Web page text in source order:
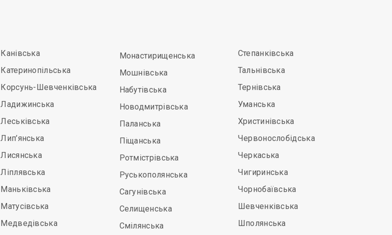
Канівська
Катеринопільська
Корсунь-Шевченківська
Ладижинська
Леськівська
Лип’янська
Лисянська
Ліплявська
Маньківська
Матусівська
Медведівська
Монастирищенська
Мошнівська
Набутівська
Новодмитрівська
Паланська
Піщанська
Ротмістрівська
Руськополянська
Сагунівська
Селищенська
Смілянська
Степанківська
Тальнівська
Тернівська
Уманська
Христинівська
Червонослобідська
Черкаська
Чигиринська
Чорнобаївська
Шевченківська
Шполянська